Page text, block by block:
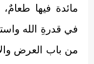
مائدة فيها
في قدرةِ الله
من باب العرض